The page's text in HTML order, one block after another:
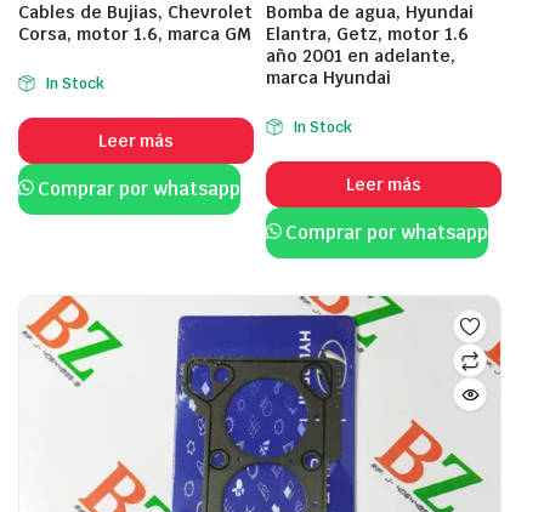
Cables de Bujias, Chevrolet
Corsa, motor 1.6, marca GM
In Stock
Leer más
Comprar por whatsapp
Bomba de agua, Hyundai
Elantra, Getz, motor 1.6
año 2001 en adelante,
marca Hyundai
In Stock
Leer más
Comprar por whatsapp